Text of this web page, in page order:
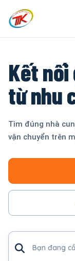
Kết nối
từ nhu
Tìm đúng nhà
vận chuyển trên